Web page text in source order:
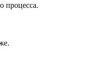
процесса.